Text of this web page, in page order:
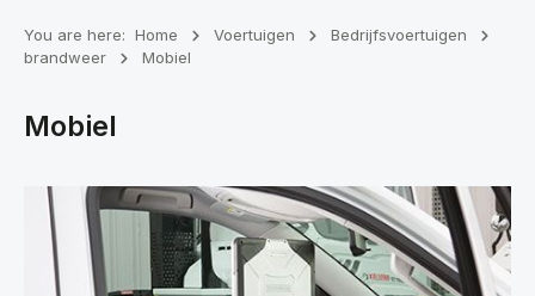
You are here: Home Voertuigen
Bedrijfsvoertuigen
brandweer
Mobiel
Mobiel